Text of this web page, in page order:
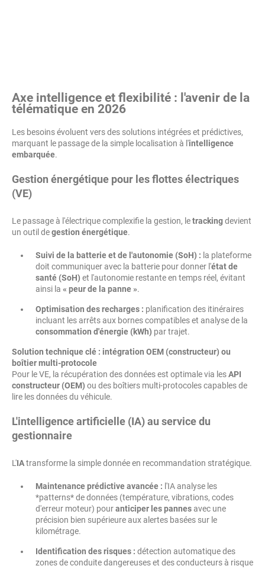
Axe intelligence et flexibilité : l'avenir de la
télématique en 2026
Les besoins évoluent vers des solutions intégrées et prédictives,
marquant le passage de la simple localisation à l'intelligence
embarquée.
Gestion énergétique pour les flottes électriques
(VE)
Le passage à l'électrique complexifie la gestion, letrackingdevient
un outil degestion énergétique.
Suivi de la batterie et de l'autonomie (SoH) : la plateforme
doit communiquer avec la batterie pour donner l'état de
santé (SoH) et l'autonomie restante en temps réel, évitant
ainsi la « peur de la panne ».
Optimisation des recharges : planification des itinéraires
incluant les arrêts aux bornes compatibles et analyse de la
consommation d'énergie (kWh) par trajet.
Solution technique clé : intégration OEM (constructeur) ou
boîtier multi-protocole
Pour le VE, la récupération des données est optimale via lesAPI
constructeur (OEM) ou des boîtiers multi-protocoles capables de
lire les données du véhicule.
L'intelligence artificielle (IA) au service du
gestionnaire
L'IAtransforme la simple donnée en recommandation stratégique.
Maintenance prédictive avancée : l'IA analyse les
*patterns* de données (température, vibrations, codes
d'erreur moteur) pouranticiper les pannesavec une
précision bien supérieure aux alertes basées sur le
kilométrage.
Identification des risques : détection automatique des
zones de conduite dangereuses et des conducteurs à risque